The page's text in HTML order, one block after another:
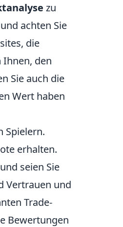
zu
achten Sie
die
Ihnen, den
Sie auch die
Wert haben
Spielern.
erhalten.
seien Sie
Vertrauen und
Trade-
Bewertungen